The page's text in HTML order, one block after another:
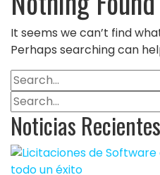
It seems we can’t find
Perhaps searching can
Noticias Recientes